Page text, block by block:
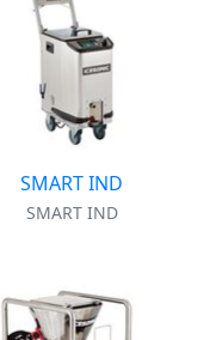
SMART IND
SMART IND